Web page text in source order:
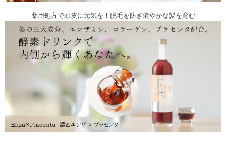
薬用処方で頭皮に元気を！脱毛を防ぎ健やかな髪を育む